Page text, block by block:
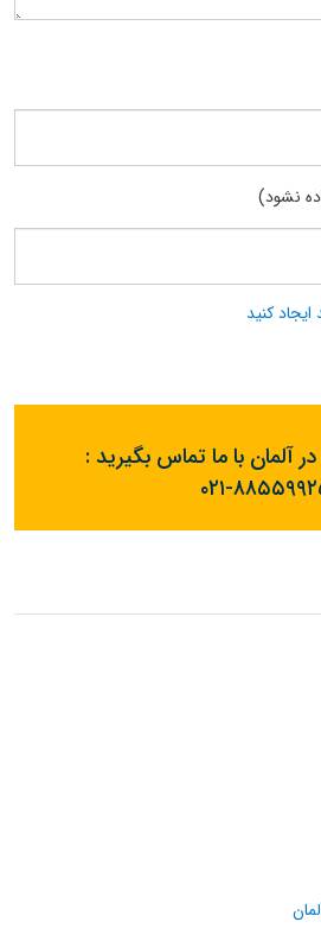
نشود)
کنید
آلمان با ما تماس بگیرید :
۸۸۵۵۹۹۲۵